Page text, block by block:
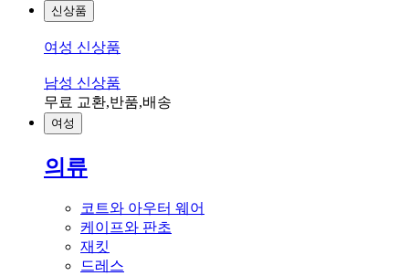
신상품
여성 신상품
남성 신상품
무료 교환,반품,배송
여성
의류
코트와 아우터 웨어
케이프와 판초
재킷
드레스